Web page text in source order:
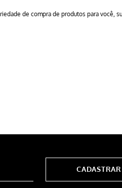
de compra de produtos para você,
CADASTRAR